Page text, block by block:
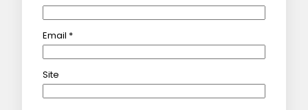
Email *
Site